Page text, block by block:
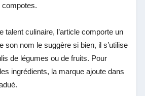
compotes.
talent culinaire, l’article comporte un
son nom le suggère si bien, il s’utilise
de légumes ou de fruits. Pour
ingrédients, la marque ajoute dans